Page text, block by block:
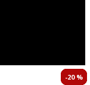
-20 %
-20 %
-20 %
-20 %
-20 %
-20 %
-20 %
-20 %
-20 %
-20 %
-20 %
-20 %